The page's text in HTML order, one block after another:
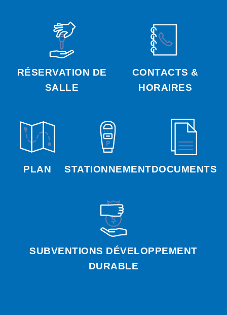
RÉSERVATION DE
SALLE
CONTACTS &
HORAIRES
PLAN STATIONNEMENTDOCUMENTS
SUBVENTIONS DÉVELOPPEMENT
DURABLE